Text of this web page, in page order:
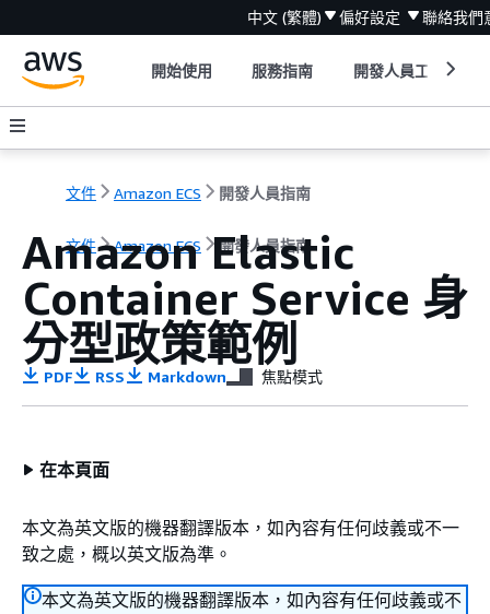
中文 (繁體) 偏好設定 聯絡我們
開始使用 服務指南 開發人員工具
文件 Amazon ECS 開發人員指南
文件 Amazon ECS 開發人員指南
Amazon Elastic
Container Service 身
分型政策範例
PDF RSS Markdown 焦點模式
在本頁面
本文為英文版的機器翻譯版本，如內容有任何歧義或不一
致之處，概以英文版為準。
本文為英文版的機器翻譯版本，如內容有任何歧義或不